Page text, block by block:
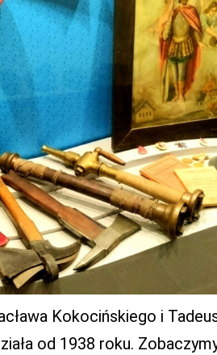
Kokocińskiego i
od 1938 roku.